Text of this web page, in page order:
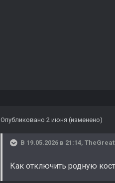
Опубликовано 2 июня (изменено)
В 19.05.2026 в 21:14,
Как отключить родную